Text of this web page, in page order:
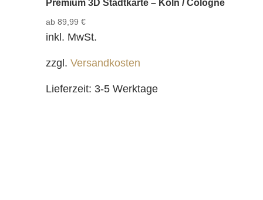
Premium 3D Stadtkarte – Köln / Cologne
ab 89,99 €
inkl. MwSt.
zzgl. Versandkosten
Lieferzeit: 3-5 Werktage